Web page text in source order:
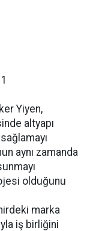
Yiyen,
altyapı
aynı zamanda
olduğunu
marka
iş birliğini